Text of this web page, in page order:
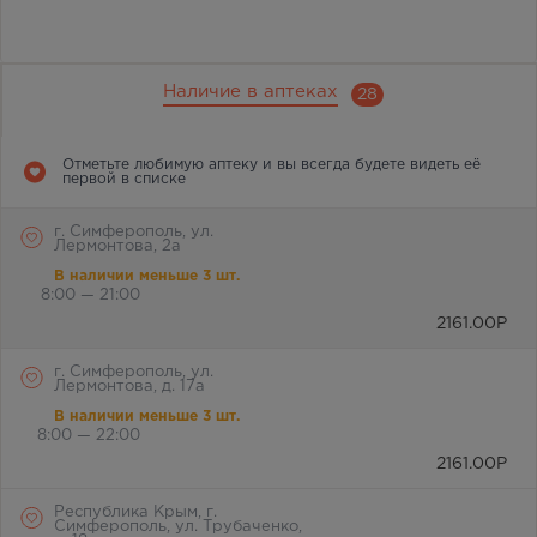
Наличие в аптеках 28
Отметьте любимую аптеку и вы всегда будете видеть её
первой в списке
г. Симферополь, ул.
Лермонтова, 2а
В наличии меньше 3 шт.
8:00 — 21:00
2161.00 Р
г. Симферополь, ул.
Лермонтова, д. 17а
В наличии меньше 3 шт.
8:00 — 22:00
2161.00 Р
Республика Крым, г.
Симферополь, ул. Трубаченко,